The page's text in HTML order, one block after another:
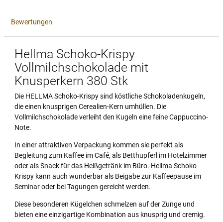
Bewertungen
Hellma Schoko-Krispy
Vollmilchschokolade mit
Knusperkern 380 Stk
Die HELLMA Schoko-Krispy sind köstliche Schokoladenkugeln,
die einen knusprigen Cerealien-Kern umhüllen. Die
Vollmilchschokolade verleiht den Kugeln eine feine Cappuccino-
Note.
In einer attraktiven Verpackung kommen sie perfekt als
Begleitung zum Kaffee im Café, als Betthupferl im Hotelzimmer
oder als Snack für das Heißgetränk im Büro. Hellma Schoko
Krispy kann auch wunderbar als Beigabe zur Kaffeepause im
Seminar oder bei Tagungen gereicht werden.
Diese besonderen Kügelchen schmelzen auf der Zunge und
bieten eine einzigartige Kombination aus knusprig und cremig.